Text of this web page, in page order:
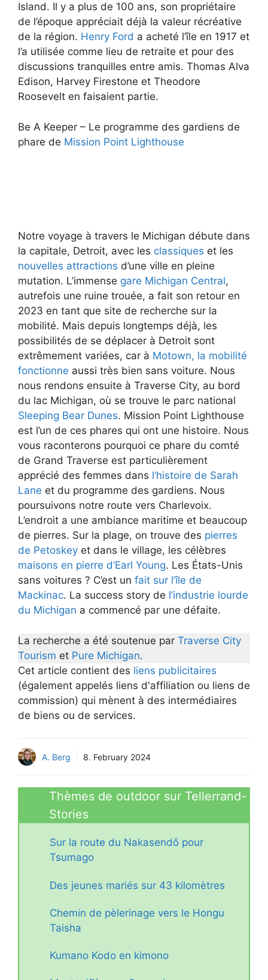
Island. Il y a plus de 100 ans, son propriétaire
de l’époque appréciait déjà la valeur récréative
de la région. Henry Ford a acheté l’île en 1917 et
l’a utilisée comme lieu de retraite et pour des
discussions tranquilles entre amis. Thomas Alva
Edison, Harvey Firestone et Theodore
Roosevelt en faisaient partie.
Be A Keeper – Le programme des gardiens de
phare de Mission Point Lighthouse
Notre voyage à travers le Michigan débute dans
la capitale, Detroit, avec les classiques et les
nouvelles attractions d’une ville en pleine
mutation. L’immense gare Michigan Central,
autrefois une ruine trouée, a fait son retour en
2023 en tant que site de recherche sur la
mobilité. Mais depuis longtemps déjà, les
possibilités de se déplacer à Detroit sont
extrêmement variées, car à Motown, la mobilité
fonctionne aussi très bien sans voiture. Nous
nous rendons ensuite à Traverse City, au bord
du lac Michigan, où se trouve le parc national
Sleeping Bear Dunes. Mission Point Lighthouse
est l’un de ces phares qui ont une histoire. Nous
vous raconterons pourquoi ce phare du comté
de Grand Traverse est particulièrement
apprécié des femmes dans l’histoire de Sarah
Lane et du programme des gardiens. Nous
poursuivons notre route vers Charlevoix.
L’endroit a une ambiance maritime et beaucoup
de pierres. Sur la plage, on trouve des pierres
de Petoskey et dans le village, les célèbres
maisons en pierre d’Earl Young. Les États-Unis
sans voitures ? C’est un fait sur l’île de
Mackinac. La success story de l’industrie lourde
du Michigan a commencé par une défaite.
La recherche a été soutenue par Traverse City
Tourism et Pure Michigan.
Cet article contient des liens publicitaires
(également appelés liens d'affiliation ou liens de
commission) qui mènent à des intermédiaires
de biens ou de services.
A. Berg 8. February 2024
Thèmes de outdoor sur Tellerrand-
Stories
Sur la route du Nakasendō pour
Tsumago
Des jeunes mariés sur 43 kilomètres
Chemin de pèlerinage vers le Hongu
Taisha
Kumano Kodo en kimono